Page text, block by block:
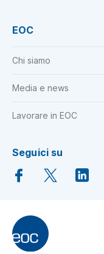
EOC
Chi siamo
Media e news
Lavorare in EOC
Seguici su